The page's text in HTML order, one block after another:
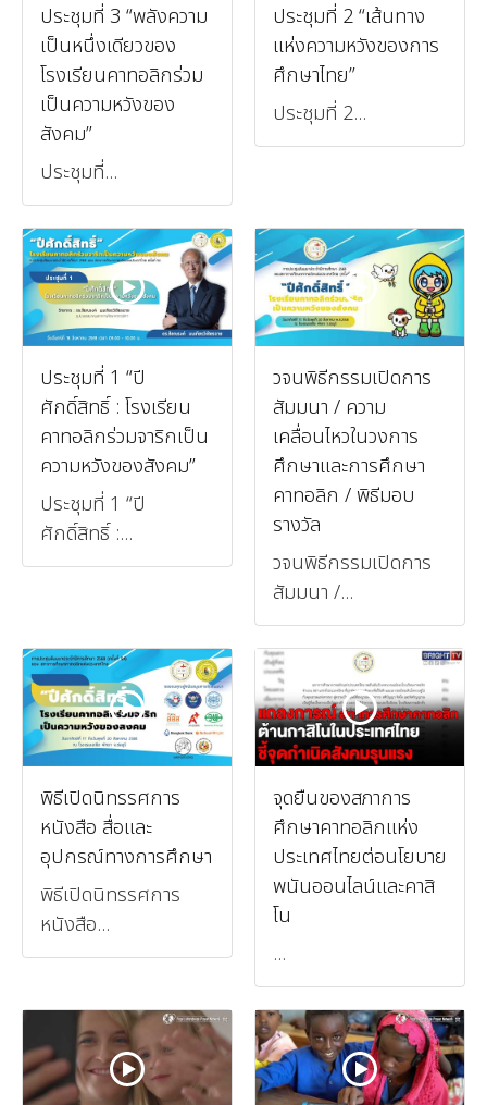
ประชุมที่ 3 “พลังความ
เป็นหนึ่งเดียวของ
โรงเรียนคาทอลิกร่วม
เป็นความหวังของ
สังคม”
ประชุมที่...
ประชุมที่ 2 “เส้นทาง
แห่งความหวังของการ
ศึกษาไทย”
ประชุมที่ 2...
ประชุมที่ 1 “ปี
ศักดิ์สิทธิ์ : โรงเรียน
คาทอลิกร่วมจาริกเป็น
ความหวังของสังคม”
ประชุมที่ 1 “ปี
ศักดิ์สิทธิ์ :...
วจนพิธีกรรมเปิดการ
สัมมนา / ความ
เคลื่อนไหวในวงการ
ศึกษาและการศึกษา
คาทอลิก / พิธีมอบ
รางวัล
วจนพิธีกรรมเปิดการ
สัมมนา /...
พิธีเปิดนิทรรศการ
หนังสือ สื่อและ
อุปกรณ์ทางการศึกษา
พิธีเปิดนิทรรศการ
หนังสือ...
จุดยืนของสภาการ
ศึกษาคาทอลิกแห่ง
ประเทศไทยต่อนโยบาย
พนันออนไลน์และคาสิ
โน
...